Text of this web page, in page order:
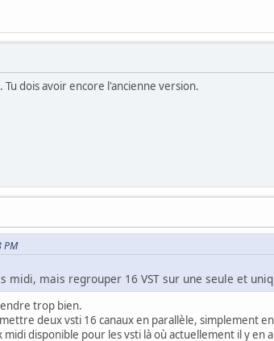
dois avoir encore l'ancienne version.
PM
midi, mais regrouper 16 VST sur une seule et
trop bien.
deux vsti 16 canaux en parallèle, simplement en
disponible pour les vsti là où actuellement il y en